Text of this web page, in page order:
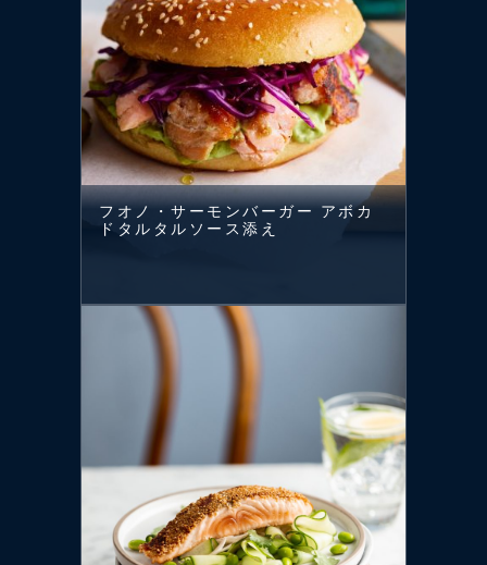
フオノ・サーモンバーガー アボカ
ドタルタルソース添え